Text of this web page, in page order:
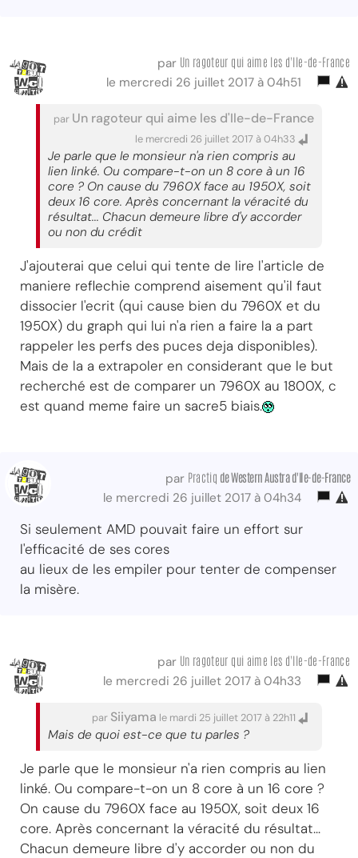
par Un ragoteur qui aime les d'Ile-de-France
le mercredi 26 juillet 2017 à 04h51
par Un ragoteur qui aime les d'Ile-de-France
le mercredi 26 juillet 2017 à 04h33
Je parle que le monsieur n'a rien compris au
lien linké. Ou compare-t-on un 8 core à un 16
core ? On cause du 7960X face au 1950X, soit
deux 16 core. Après concernant la véracité du
résultat... Chacun demeure libre d'y accorder
ou non du crédit
J'ajouterai que celui qui tente de lire l'article de
maniere reflechie comprend aisement qu'il faut
dissocier l'ecrit (qui cause bien du 7960X et du
1950X) du graph qui lui n'a rien a faire la a part
rappeler les perfs des puces deja disponibles).
Mais de la a extrapoler en considerant que le but
recherché est de comparer un 7960X au 1800X, c
est quand meme faire un sacre5 biais.
par Practiq de Western Austra d'Ile-de-France
le mercredi 26 juillet 2017 à 04h34
Si seulement AMD pouvait faire un effort sur
l'efficacité de ses cores
au lieux de les empiler pour tenter de compenser
la misère.
par Un ragoteur qui aime les d'Ile-de-France
le mercredi 26 juillet 2017 à 04h33
par Siiyama le mardi 25 juillet 2017 à 22h11
Mais de quoi est-ce que tu parles ?
Je parle que le monsieur n'a rien compris au lien
linké. Ou compare-t-on un 8 core à un 16 core ?
On cause du 7960X face au 1950X, soit deux 16
core. Après concernant la véracité du résultat...
Chacun demeure libre d'y accorder ou non du